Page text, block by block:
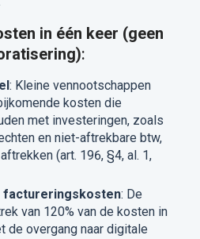
in één keer (geen
:
: Kleine vennootschappen
kosten die
met investeringen, zoals
en niet-aftrekbare btw,
(art. 196, §4, al. 1,
factureringskosten: De
van 120% van de kosten in
de overgang naar digitale